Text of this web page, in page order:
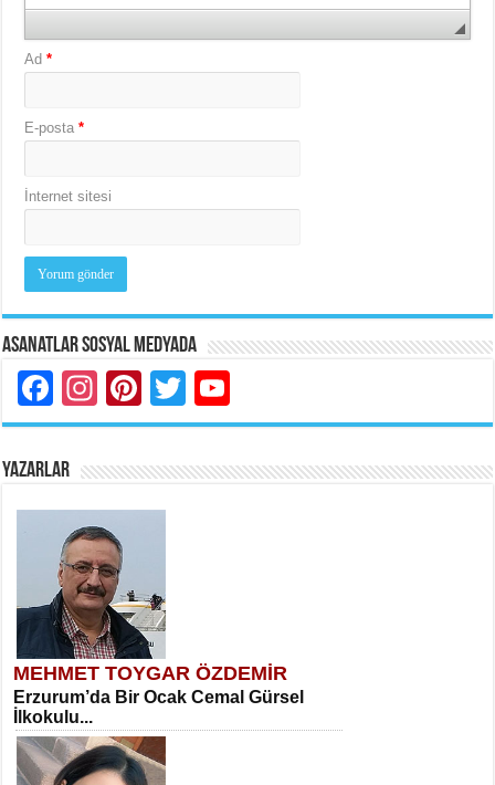
Ad*
E-posta*
İnternet sitesi
Asanatlar Sosyal Medyada
Facebook
Instagram
Pinterest
Twitter
YAZARLAR
MEHMET TOYGAR ÖZDEMİR
Erzurum’da Bir Ocak Cemal Gürsel
İlkokulu...